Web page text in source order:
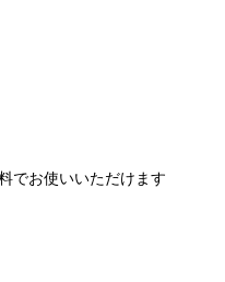
でお使いいただけます